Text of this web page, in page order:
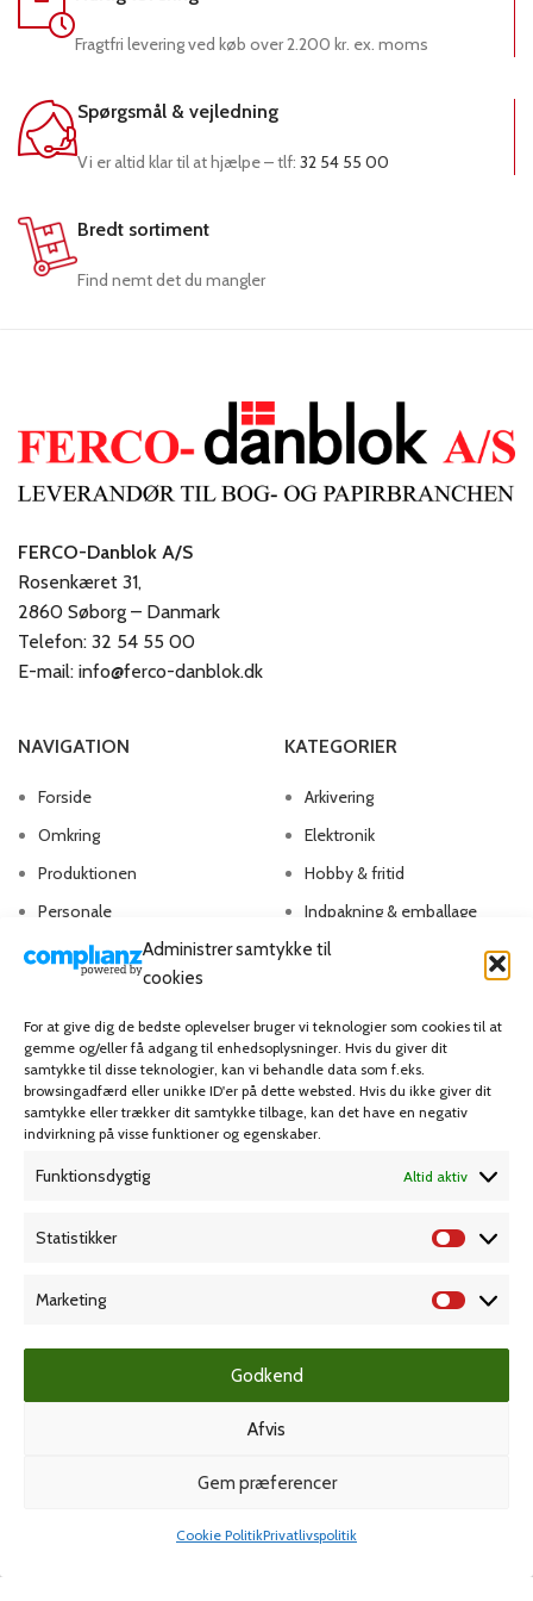
Administrer samtykke til
cookies
For at give dig de bedste oplevelser bruger vi teknologier som cookies til at
gemme og/eller få adgang til enhedsoplysninger. Hvis du giver dit
samtykke til disse teknologier, kan vi behandle data som f.eks.
browsingadfærd eller unikke ID'er på dette websted. Hvis du ikke giver dit
samtykke eller trækker dit samtykke tilbage, kan det have en negativ
indvirkning på visse funktioner og egenskaber.
Funktionsdygtig Altid aktiv
Statistikker
Marketing
Godkend
Afvis
Gem præferencer
Cookie PolitikPrivatlivspolitik
Fragtfri levering ved køb over 2.200 kr. ex. moms
Spørgsmål & vejledning
Vi er altid klar til at hjælpe – tlf: 32 54 55 00
Bredt sortiment
Find nemt det du mangler
FERCO-Danblok A/S
Rosenkæret 31,
2860 Søborg – Danmark
Telefon: 32 54 55 00
E-mail: info@ferco-danblok.dk
NAVIGATION
Forside
Omkring
Produktionen
Personale
Kontakt os
KATEGORIER
Arkivering
Elektronik
Hobby & fritid
Indpakning & emballage
Kontorartikler
Skriveartikler
Spil & lotteri
MIN KONTO
Kontoinformationer
Favoritliste
KUNDESERVICE
Handelsbetingelser
Cookie Politik (EU)
KAMPAGNE